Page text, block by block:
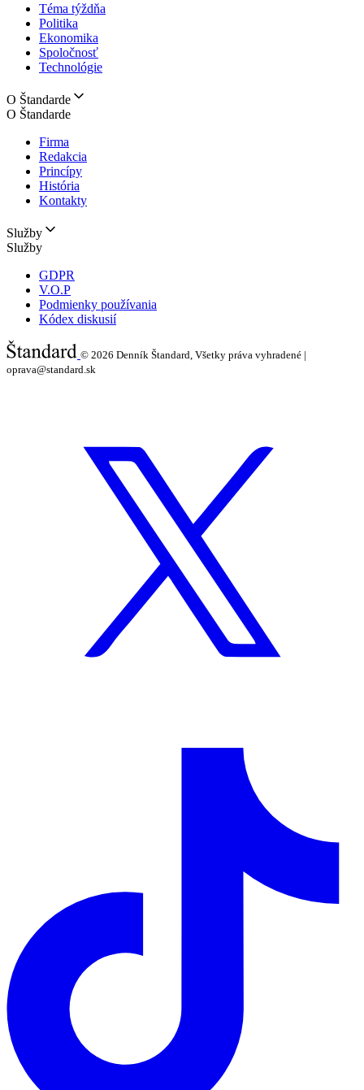
Téma týždňa
Politika
Ekonomika
Spoločnosť
Technológie
O Štandarde
O Štandarde
Firma
Redakcia
Princípy
História
Kontakty
Služby
Služby
GDPR
V.O.P
Podmienky používania
Kódex diskusií
© 2026 Denník Štandard, Všetky práva vyhradené |
oprava@standard.sk